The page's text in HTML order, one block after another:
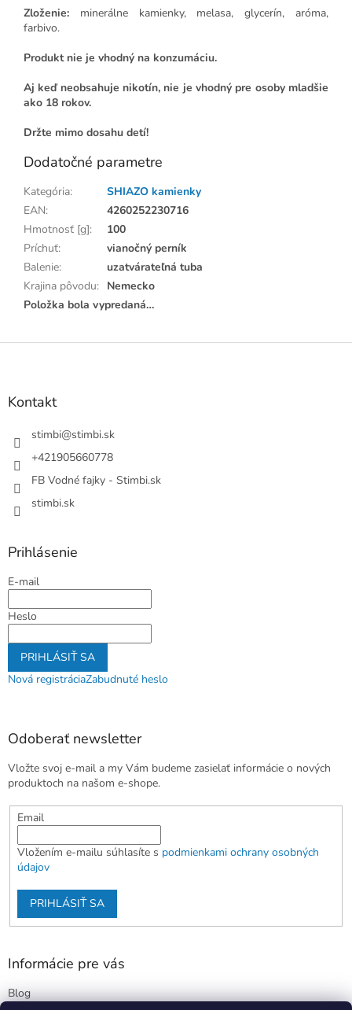
Zloženie: minerálne kamienky, melasa, glycerín, aróma,
farbivo.
Produkt nie je vhodný na konzumáciu.
Aj keď neobsahuje nikotín, nie je vhodný pre osoby mladšie
ako 18 rokov.
Držte mimo dosahu detí!
Dodatočné parametre
Kategória:
SHIAZO kamienky
EAN:
4260252230716
Hmotnosť [g]:
100
Príchuť:
vianočný perník
Balenie:
uzatvárateľná tuba
Krajina pôvodu: Nemecko
Položka bola vypredaná…
Z
Kontakt
stimbi@stimbi.sk
+421905660778
FB Vodné fajky - Stimbi.sk
stimbi.sk
Prihlásenie
E-mail
Heslo
PRIHLÁSIŤ SA
Nová registráciaZabudnuté heslo
Odoberať newsletter
Vložte svoj e-mail a my Vám budeme zasielať informácie o nových
produktoch na našom e-shope.
Email
Vložením e-mailu súhlasíte s podmienkami ochrany osobných
údajov
PRIHLÁSIŤ SA
Informácie pre vás
Blog